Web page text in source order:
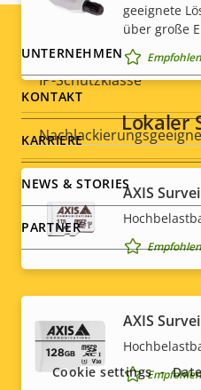
Vandalismus-
IP-Schutzklasse
Nachhaltigkeit
geeignete
über große
Lokaler
AXIS
AXIS
Footer
menu
UNTERNEHMEN
KONTAKT
KARRIERE
NEWS & STORIES
PARTNER
Social
menu
Cookie settings